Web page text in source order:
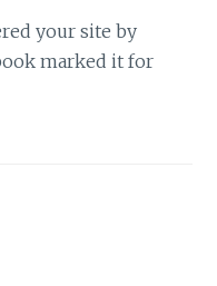
your site by
marked it for